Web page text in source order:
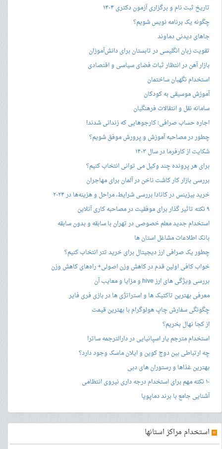
تاریخ ثبت نام و برگزاری آزمون دکتری ۱۴۰۴
چگونه یک برنامه نویس شویم؟
جاهای دیدنی دماوند
تقویت زبان انگلیسی در تابستان برای دانش‌آموزان
بازار آهن در انتظار ثبات فضای سیاسی و اقتصادی
استخدام نگهبان ساختمان
آموزش موسیقی به کودکان
سامانه نقل و انتقالات فرهنگیان
اجاره حساب صرافی؛ کارجوهایی که زندانی شدند!
چطور در مصاحبه‌ آموزش و پرورش موفق شویم؟
شکایت از کارفرما در سال ۱۴۰۳
برای هر پرونده چند وکیل می توانی انتخاب کنیم؟
بررسی بازار کار کاشت ناخن در آلمان برای مهاجران
خرید بیزینس در کانادا بررسی شرایط، مراحل و هزینه‌ها در ۲۰۲۴
۹ نکته تاثیر گذار برای موفقیت در مصاحبه کاری آنلاین
استخدام جدید معلم خصوصی در تهران با سابقه و بدون سابقه
بانک اطلاعات مشاغل استان ها
چطور یک صرافی ارز دیجیتال برای خرید تتر انتخاب کنیم؟
خواب کافی اولین قدم در کاهش وزن اصولی+ راه‌های کاهش وزن
بررسی ویژگی های ارز hive و مزایا و معایب آن
معرفی بهترین تاکتیک ها و استراتژی ها در بازی فری فایر
چگونگی سفارش چاپ هولوگرام با بهترین قیمت
از کجا نهال بخریم؟
استخدام مترجم یار اسپانیایی در دارالترجمه ساترا
چه ارتباطی بین دوج کوین و ایلان ماسک وجود دارد؟
بهترین غذاها و رستوران های دبی
۱۰ نکته مهم برای استخدام درجه داری نیروی انتظامی
آشنایی جامع با برند دماپویا
» استخدام مراکز استانها